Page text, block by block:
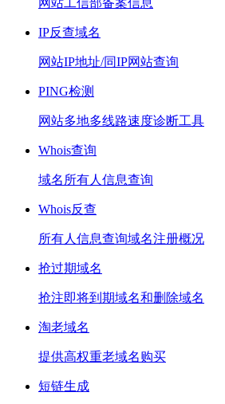
IP反查域名
网站IP地址/同IP网站查询
PING检测
网站多地多线路速度诊断工具
Whois查询
域名所有人信息查询
Whois反查
所有人信息查询域名注册概况
抢过期域名
抢注即将到期域名和删除域名
淘老域名
提供高权重老域名购买
短链生成